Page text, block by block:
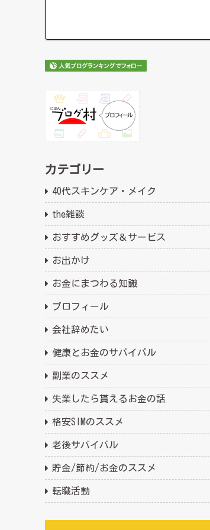
カテゴリー
40代スキンケア・メイク
the雑談
おすすめグッズ＆サービス
お出かけ
お金にまつわる知識
プロフィール
会社辞めたい
健康とお金のサバイバル
副業のススメ
失業したら貰えるお金の話
格安SIMのススメ
老後サバイバル
貯金/節約/お金のススメ
転職活動